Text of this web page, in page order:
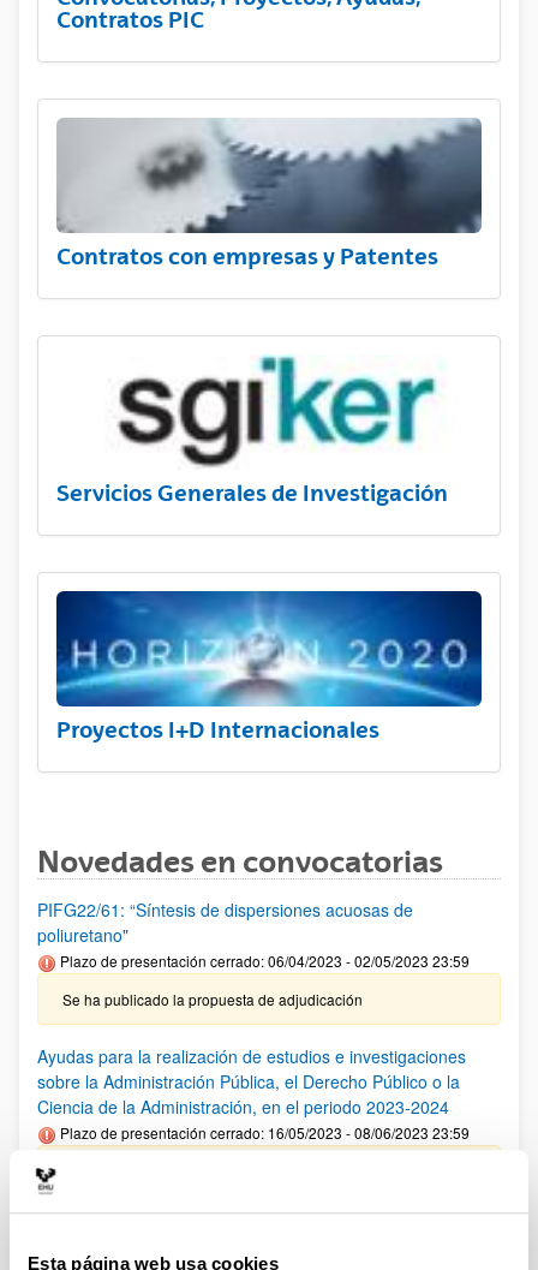
Esta página web usa cookies
Contratos PIC
Contratos con empresas y Patentes
Servicios Generales de Investigación
Proyectos I+D Internacionales
Novedades en convocatorias
PIFG22/61: “Síntesis de dispersiones acuosas de
poliuretano"
Plazo de presentación cerrado: 06/04/2023 - 02/05/2023 23:59
Se ha publicado la propuesta de adjudicación
Ayudas para la realización de estudios e investigaciones
sobre la Administración Pública, el Derecho Público o la
Ciencia de la Administración, en el periodo 2023-2024
Plazo de presentación cerrado: 16/05/2023 - 08/06/2023 23:59
BIOECONOMIA FORESTAL 2023